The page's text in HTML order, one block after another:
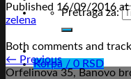
Pretraga za:
Korpa / 0 RSD
Published 16/09/2016 at
zelena
Both comments and
← Previous
Orfelinova 35, Banovo